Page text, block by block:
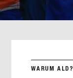
WARUM ALD?